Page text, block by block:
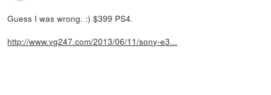
Guess I was wrong. :) $399 PS4.
http://www.vg247.com/2013/06/11/sony-e3...